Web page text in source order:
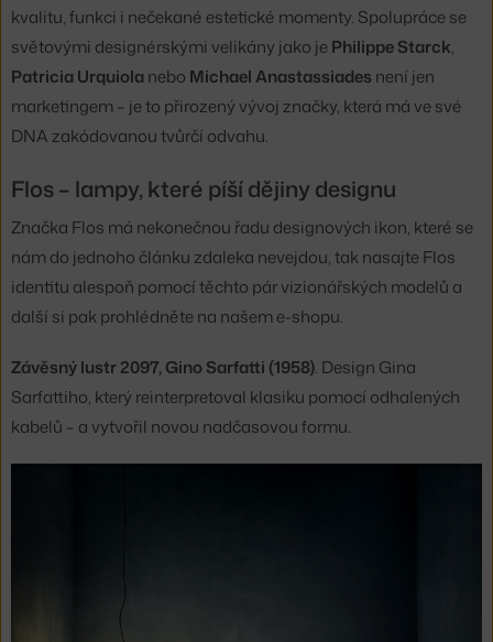
kvalitu, funkci i nečekané estetické momenty. Spolupráce se
světovými designérskými velikány jako jePhilippe Starck,
Patricia Urquiola nebo Michael Anastassiades není jen
marketingem – je to přirozený vývoj značky, která má ve své
DNA zakódovanou tvůrčí odvahu.
Flos – lampy, které píší dějiny designu
Značka Flos má nekonečnou řadu designových ikon, které se
nám do jednoho článku zdaleka nevejdou, tak nasajte Flos
identitu alespoň pomocí těchto pár vizionářských modelů a
další si pak prohlédněte na našem e-shopu.
Závěsný lustr 2097, Gino Sarfatti (1958). Design Gina
Sarfattiho, který reinterpretoval klasiku pomocí odhalených
kabelů – a vytvořil novou nadčasovou formu.